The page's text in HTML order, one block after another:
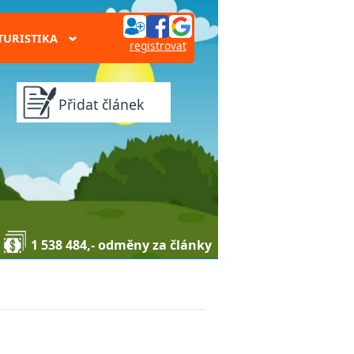
› registrovat
Přidat článek
1 538 484,- odměny za články